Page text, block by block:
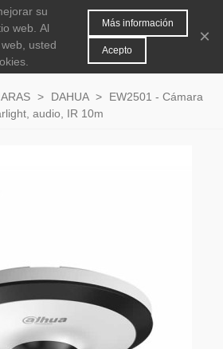
0
> DAHUA >
EW2501 - Cámara
audio, IR 10m
su
web. Al
usted
Más información
Acepto
×